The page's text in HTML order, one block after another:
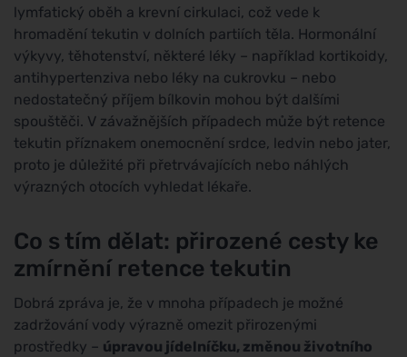
lymfatický oběh a krevní cirkulaci, což vede k
hromadění tekutin v dolních partiích těla. Hormonální
výkyvy, těhotenství, některé léky – například kortikoidy,
antihypertenziva nebo léky na cukrovku – nebo
nedostatečný příjem bílkovin mohou být dalšími
spouštěči. V závažnějších případech může být retence
tekutin příznakem onemocnění srdce, ledvin nebo jater,
proto je důležité při přetrvávajících nebo náhlých
výrazných otocích vyhledat lékaře.
Co s tím dělat: přirozené cesty ke
zmírnění retence tekutin
Dobrá zpráva je, že v mnoha případech je možné
zadržování vody výrazně omezit přirozenými
prostředky – úpravou jídelníčku, změnou životního